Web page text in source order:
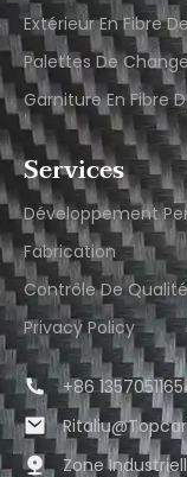
Extérieur En Fibre
Palettes De
Garniture En Fibre
Services
Développement
Fabrication
Contrôle De Qualité
Privacy Policy
+86
Zone